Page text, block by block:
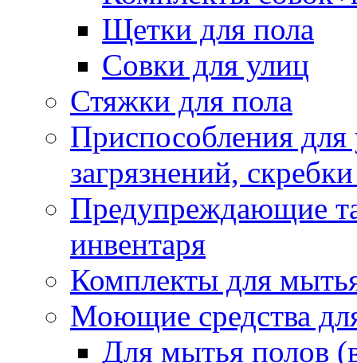
Щетки для пола
Совки для улиц
Стяжки для пола
Приспособления
загрязнений,
Предупреждающие
инвентаря
Комплекты для
Моющие средства
Для мытья полов